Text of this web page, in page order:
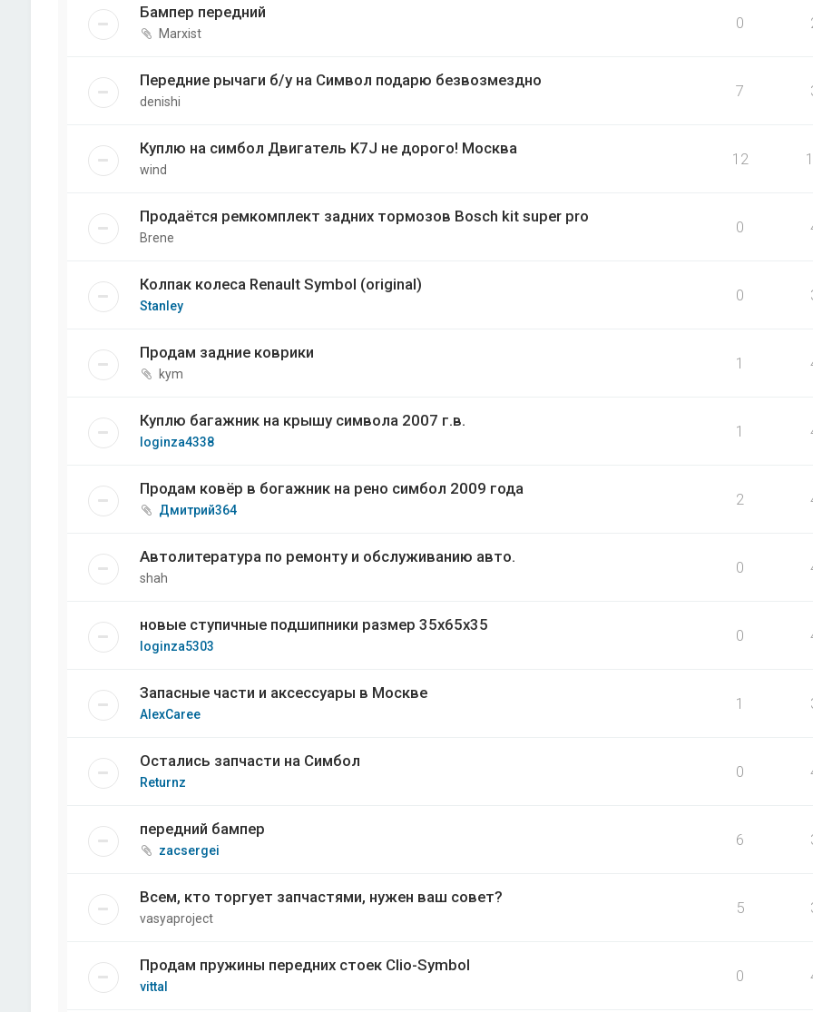
Бампер передний
Marxist
0
Передние рычаги б/у на Символ подарю безвозмездно
denishi
7
Куплю на симбол Двигатель K7J не дорого! Москва
wind
12
Продаётся ремкомплект задних тормозов Bosch kit super pro
Brene
0
Колпак колеса Renault Symbol (original)
Stanley
0
Продам задние коврики
kym
1
Куплю багажник на крышу символа 2007 г.в.
loginza4338
1
Продам ковёр в богажник на рено симбол 2009 года
Дмитрий364
2
Автолитература по ремонту и обслуживанию авто.
shah
0
новые ступичные подшипники размер 35х65х35
loginza5303
0
Запасные части и аксессуары в Москве
AlexCaree
1
Остались запчасти на Симбол
Returnz
0
передний бампер
zacsergei
6
Всем, кто торгует запчастями, нужен ваш совет?
vasyaproject
5
Продам пружины передних стоек Clio-Symbol
vittal
0